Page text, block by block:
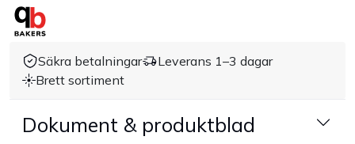
Varumärken
Om Bakers
Säkra betalningar
Leverans 1–3 dagar
Brett sortiment
Dokument & produktblad